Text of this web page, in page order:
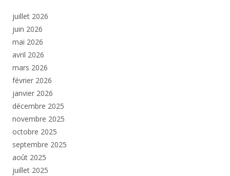
juillet 2026
juin 2026
mai 2026
avril 2026
mars 2026
février 2026
janvier 2026
décembre 2025
novembre 2025
octobre 2025
septembre 2025
août 2025
juillet 2025